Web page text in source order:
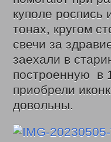
Субсидии на оплату
Работникам
Проезд отдельными
Денежные выплаты
Присвоение звания
Возмещение расходов
Законодательные акты
Федеральные
Региональные
Приказы управления
Меры социальной поддержки
Доступная среда
Датчики угарного газа
куполе
тонах, кругом
свечи за
заехали в
построенную в
приобрели
довольны.